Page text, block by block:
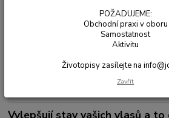
COLOREFRESH Gold
Vylepšují stav vašich vlasů a to
POŽADUJEME:
Obchodní praxi v oboru
Samostatnost
Aktivitu
Životopisy zasílejte na
Zavřít